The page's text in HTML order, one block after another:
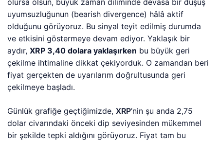
olursa olsun, büyük zaman diliminde devasa bir düşüş
uyumsuzluğunun (bearish divergence) hâlâ aktif
olduğunu görüyoruz. Bu sinyal teyit edilmiş durumda
ve etkisini göstermeye devam ediyor. Yaklaşık bir
aydır,XRP 3,40 dolara yaklaşırken bu büyük geri
çekilme ihtimaline dikkat çekiyorduk. O zamandan beri
fiyat gerçekten de uyarılarım doğrultusunda geri
çekilmeye başladı.
Günlük grafiğe geçtiğimizde,XRP’nin şu anda 2,75
dolar civarındaki önceki dip seviyesinden mükemmel
bir şekilde tepki aldığını görüyoruz. Fiyat tam bu